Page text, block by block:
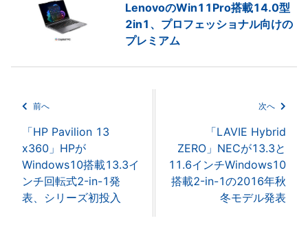
LenovoのWin11Pro搭載14.0型
2in1、プロフェッショナル向けの
プレミアム
前へ
「HP Pavilion 13
x360」HPが
Windows10搭載13.3イ
ンチ回転式2-in-1発
表、シリーズ初投入
次へ
「LAVIE Hybrid
ZERO」NECが13.3と
11.6インチWindows10
搭載2-in-1の2016年秋
冬モデル発表